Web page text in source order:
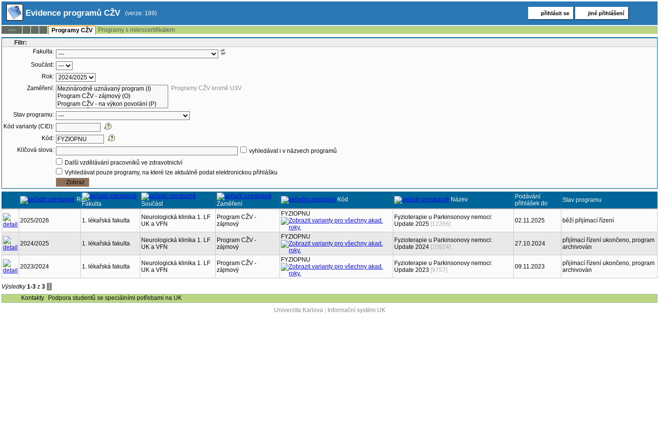
Evidence programů CŽV (verze: 189) přihlásit se jiné přihlášení
--:-- Programy CŽV
Programy s mikrocertifikátem
Filtr:
Fakulta:
Součást:
Rok:
Zaměření:
Programy CŽV kromě U3V
Stav programu:
Kód varianty (CID):
Kód:
Klíčová slova:
vyhledávat i v názvech programů
Další vzdělávání pracovníků ve zdravotnictví
Vyhledávat pouze programy, na které lze aktuálně podat elektronickou přihlášku
Rok
Fakulta Součást Zaměření
Kód Název
Podávání
přihlášek do
Stav programu
2025/2026 1. lékařská fakulta
Neurologická klinika 1. LF
UK a VFN
Program CŽV -
zájmový
FYZIOPNU
Fyzioterapie u Parkinsonovy nemoci:
Update 2025 [12266] 02.11.2025 běží přijímací řízení
2024/2025 1. lékařská fakulta
Neurologická klinika 1. LF
UK a VFN
Program CŽV -
zájmový
FYZIOPNU
Fyzioterapie u Parkinsonovy nemoci:
Update 2024 [10924] 27.10.2024
přijímací řízení ukončeno, program
archivován
2023/2024 1. lékařská fakulta
Neurologická klinika 1. LF
UK a VFN
Program CŽV -
zájmový
FYZIOPNU
Fyzioterapie u Parkinsonovy nemoci:
Update 2023 [9757] 09.11.2023
přijímací řízení ukončeno, program
archivován
Výsledky1-3 z 3 1
Kontakty
Podpora studentů se speciálními potřebami na UK
Univerzita Karlova| Informační systém UK